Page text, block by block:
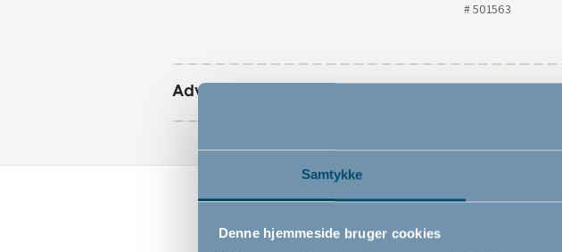
Samtykke
Denne hjemmeside bruger cookies
# 501563
Advarsler